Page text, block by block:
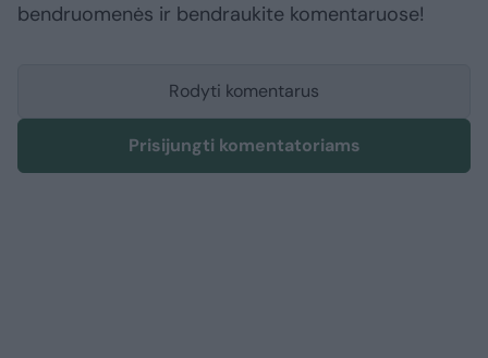
bendruomenės ir bendraukite komentaruose!
Rodyti komentarus
Prisijungti komentatoriams